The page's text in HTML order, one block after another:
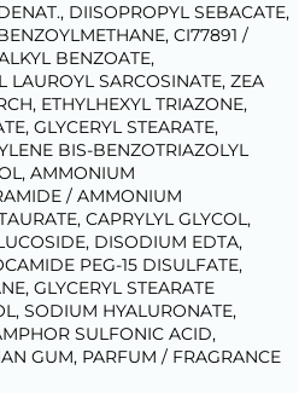
DIISOPROPYL SEBACATE,
CI77891 /
BENZOATE,
LAUROYL SARCOSINATE, ZEA
ETHYLHEXYL TRIAZONE,
GLYCERYL STEARATE,
BIS-BENZOTRIAZOLYL
AMMONIUM
/ AMMONIUM
CAPRYLYL GLYCOL,
DISODIUM EDTA,
PEG-15 DISULFATE,
GLYCERYL STEARATE
SODIUM HYALURONATE,
SULFONIC ACID,
GUM, PARFUM / FRAGRANCE